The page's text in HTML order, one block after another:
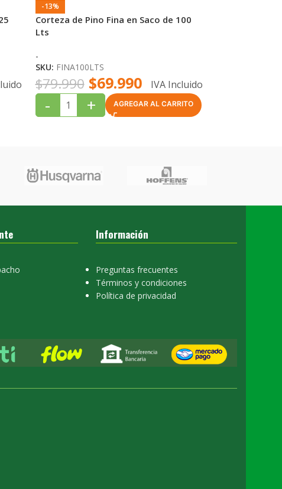
-13%
Corteza de Pino Fina en Saco de 100
Lts
-
SKU: FINA100LTS
$79.990 $69.990 IVA Incluido
- + AGREGAR AL CARRITO
Información
Preguntas frecuentes
Términos y condiciones
Política de privacidad